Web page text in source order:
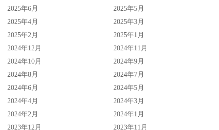
2025年6月
2025年5月
2025年4月
2025年3月
2025年2月
2025年1月
2024年12月
2024年11月
2024年10月
2024年9月
2024年8月
2024年7月
2024年6月
2024年5月
2024年4月
2024年3月
2024年2月
2024年1月
2023年12月
2023年11月